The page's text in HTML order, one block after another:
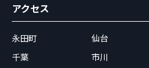
アクセス
永田町 仙台
千葉
市川